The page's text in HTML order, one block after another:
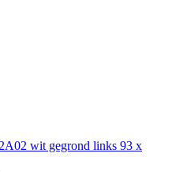
wit gegrond links 93 x